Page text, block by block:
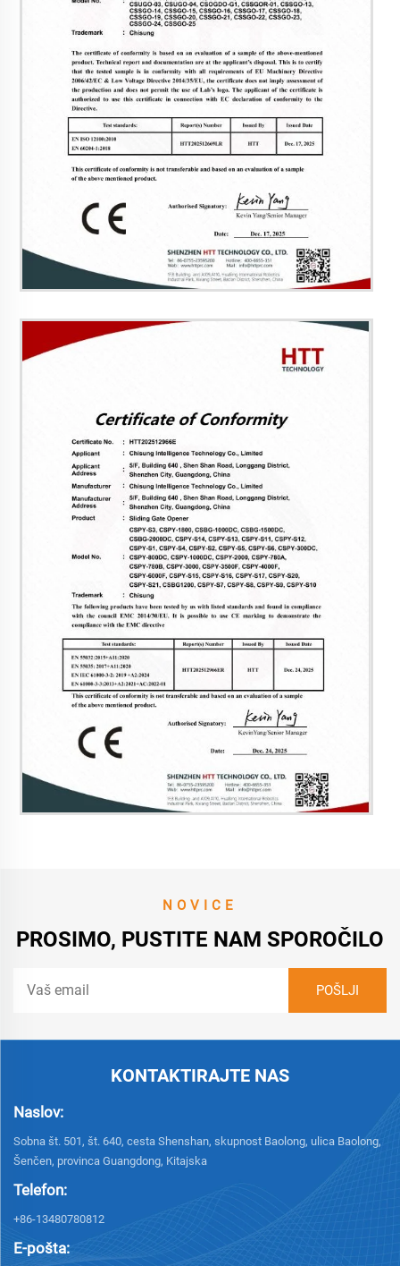
NOVICE
PROSIMO, PUSTITE NAM SPOROČILO
KONTAKTIRAJTE NAS
Naslov:
Sobna št. 501, št. 640, cesta Shenshan, skupnost Baolong, ulica Baolong,
Šenčen, provinca Guangdong, Kitajska
Telefon:
+86-13480780812
E-pošta: